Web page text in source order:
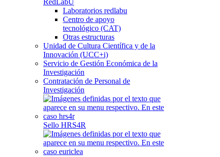
RedLabU
Laboratorios redlabu
Centro de apoyo
tecnológico (CAT)
Otras estructuras
Unidad de Cultura Científica y de la
Innovación (UCC+i)
Servicio de Gestión Económica de la
Investigación
Contratación de Personal de
Investigación
Sello HRS4R